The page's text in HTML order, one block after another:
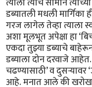
डब्यातली मधली
गरज लागेल तेव्हा त्याला
अशा मूलभूत अपेक्षा हा
एकदा तुझ्या डब्याचे
डब्याला दोन दरवाजे आहेत.
चढण्यासाठी’ व
आहे. मनात आले की